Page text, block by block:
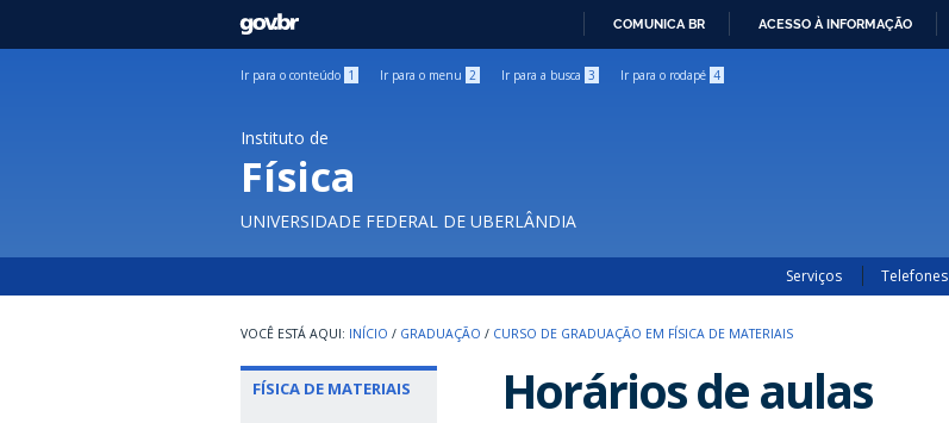
GOVBR
COMUNICA BR ACESSO À INFORMAÇÃO
Ir para o conteúdo 1 Ir para o menu 2 Ir para a busca 3 Ir para o rodapé 4
Instituto de
Física
UNIVERSIDADE FEDERAL DE UBERLÂNDIA
Serviços Telefones
INÍCIO / GRADUAÇÃO / CURSO DE GRADUAÇÃO EM FÍSICA DE MATERIAIS
FÍSICA DE MATERIAIS Horários de aulas